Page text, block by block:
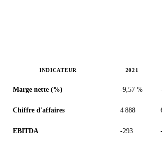
INDICATEUR 2021
Marge nette (%) -9,57 %
Chiffre d'affaires 4 888
EBITDA -293